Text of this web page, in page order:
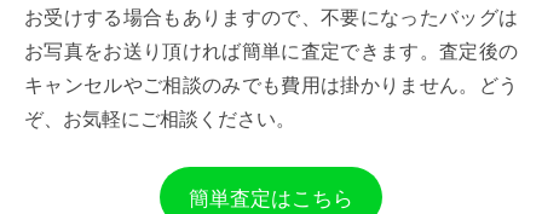
お受けする場合もありますので、不要になったバッグは
お写真をお送り頂ければ簡単に査定できます。査定後の
キャンセルやご相談のみでも費用は掛かりません。どう
ぞ、お気軽にご相談ください。
簡単査定はこちら